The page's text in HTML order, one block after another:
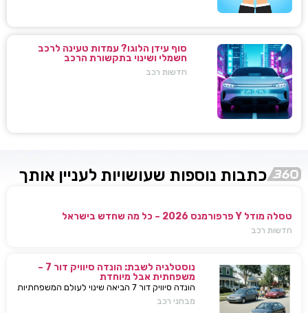
סוף עידן הלוגו? עמדות טעינה לרכב
חשמלי ושינוי בתקשורת הרכב
חדשות רכב
כתבות נוספות שעושויות לעניין אותך
טסלה מודל Y פרפורמנס 2026 – כל מה שחדש בישראל
חדשות רכב
נוסטלגיה לשבת: הונדה סיוויק דור 7 –
משפחתית אבל מיוחדת
הונדה סיוויק דור 7 הביאה שינוי לעולם המשפחתיות
בישראל — כל מה שחשוב לדעת, מפרטים ועד
מבחני רכב